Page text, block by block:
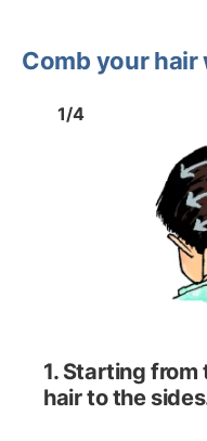
Comb your hair
Image
1/4
1. Starting
hair to the
Show previous image